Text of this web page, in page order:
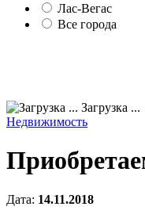
Лас-Вегас
Все города
Загрузка ...
Недвижимость
Дата: 14.11.2018